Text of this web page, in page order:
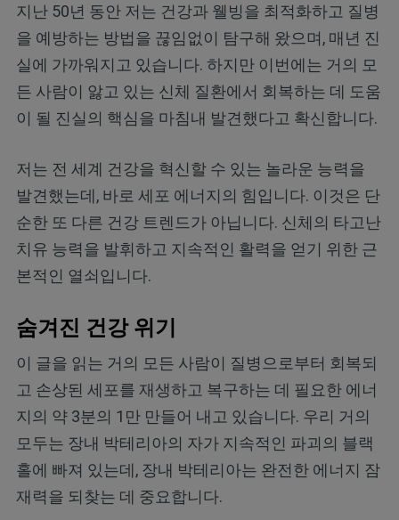
지난 50년 동안 저는 건강과 웰빙을 최적화하고 질병
을 예방하는 방법을 끊임없이 탐구해 왔으며, 매년 진
실에 가까워지고 있습니다. 하지만 이번에는 거의 모
든 사람이 앓고 있는 신체 질환에서 회복하는 데 도움
이 될 진실의 핵심을 마침내 발견했다고 확신합니다.
저는 전 세계 건강을 혁신할 수 있는 놀라운 능력을
발견했는데, 바로 세포 에너지의 힘입니다. 이것은 단
순한 또 다른 건강 트렌드가 아닙니다. 신체의 타고난
치유 능력을 발휘하고 지속적인 활력을 얻기 위한 근
본적인 열쇠입니다.
숨겨진 건강 위기
이 글을 읽는 거의 모든 사람이 질병으로부터 회복되
고 손상된 세포를 재생하고 복구하는 데 필요한 에너
지의 약 3분의 1만 만들어 내고 있습니다. 우리 거의
모두는 장내 박테리아의 자가 지속적인 파괴의 블랙
홀에 빠져 있는데, 장내 박테리아는 완전한 에너지 잠
재력을 되찾는 데 중요합니다.